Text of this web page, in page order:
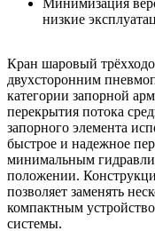
Кран шаровый
двухсторонним
категории запорной
перекрытия потока
запорного элемента
быстрое и надежное
минимальным
положении.
позволяет заменять
компактным
системы.
низкие